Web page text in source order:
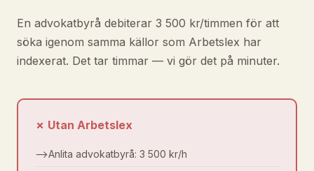
En advokatbyrå debiterar 3 500 kr/timmen för att
söka igenom samma källor som Arbetslex har
indexerat. Det tar timmar — vi gör det på minuter.
✗ Utan Arbetslex
⟶Anlita advokatbyrå: 3 500 kr/h